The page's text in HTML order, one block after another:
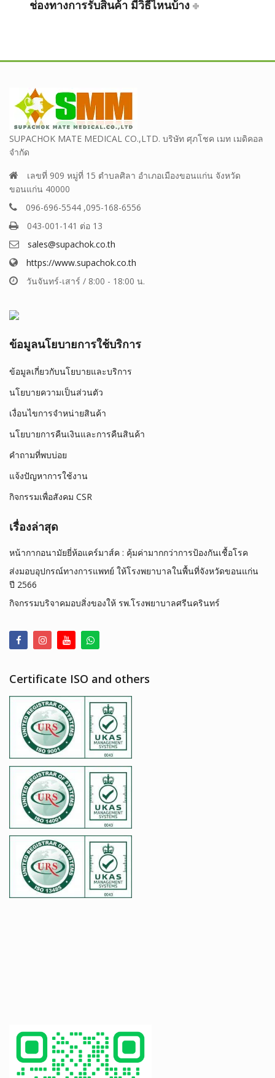
ช่องทางการรับสินค้า มีวิธีไหนบ้าง
SUPACHOK MATE MEDICAL CO.,LTD. บริษัท ศุภโชค เมท เมดิคอล
จำกัด
เลขที่ 909 หมู่ที่ 15 ตำบลศิลา อำเภอเมืองขอนแก่น จังหวัด
ขอนแก่น 40000
096-696-5544 ,095-168-6556
043-001-141 ต่อ 13
sales@supachok.co.th
https://www.supachok.co.th
วันจันทร์-เสาร์ / 8:00 - 18:00 น.
ข้อมูลนโยบายการใช้บริการ
ข้อมูลเกี่ยวกับนโยบายและบริการ
นโยบายความเป็นส่วนตัว
เงื่อนไขการจำหน่ายสินค้า
นโยบายการคืนเงินและการคืนสินค้า
คำถามที่พบบ่อย
แจ้งปัญหาการใช้งาน
กิจกรรมเพื่อสังคม CSR
เรื่องล่าสุด
หน้ากากอนามัยยี่ห้อแคร์มาส์ค : คุ้มค่ามากกว่าการป้องกันเชื้อโรค
ส่งมอบอุปกรณ์ทางการแพทย์ ให้โรงพยาบาลในพื้นที่จังหวัดขอนแก่น
ปี 2566
กิจกรรมบริจาคมอบสิ่งของให้ รพ.โรงพยาบาลศรีนครินทร์
Certificate ISO and others